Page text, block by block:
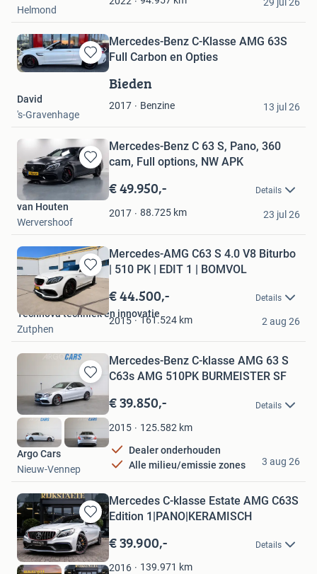
Helmond
Bewaren
Favorieten
Mercedes-Benz C-Klasse AMG 63S
Full Carbon en Opties
Bieden
2017 Benzine
David
's-Gravenhage
13 jul 26
Bewaren
in
Favorieten
Mercedes-Benz C 63 S, Pano, 360
cam, Full options, NW APK
€ 49.950,- Details
2017 88.725 km
van Houten
Wervershoof
23 jul 26
Bewaren
in
Mijn
Favorieten
Mercedes-AMG C63 S 4.0 V8 Biturbo
| 510 PK | EDIT 1 | BOMVOL
€ 44.500,- Details
2015 161.524 km
Technova techniek en innovatie
Zutphen
2 aug 26
Bewaren
in
Favorieten
Mercedes-Benz C-klasse AMG 63 S
C63s AMG 510PK BURMEISTER SF
€ 39.850,- Details
2015 125.582 km
Dealer onderhouden
Alle milieu/emissie zones
Argo Cars
Nieuw-Vennep
3 aug 26
Bewaren
in
Mijn
Favorieten
Mercedes C-klasse Estate AMG C63S
Edition 1|PANO|KERAMISCH
€ 39.900,- Details
2016 139.971 km